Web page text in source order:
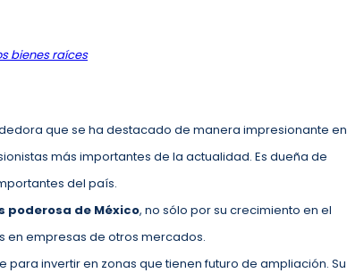
bienes raíces
que se ha destacado de manera impresionante en
más importantes de la actualidad. Es dueña de
del país.
poderosa de México, no sólo por su crecimiento en el
en empresas de otros mercados.
invertir en zonas que tienen futuro de ampliación. Su